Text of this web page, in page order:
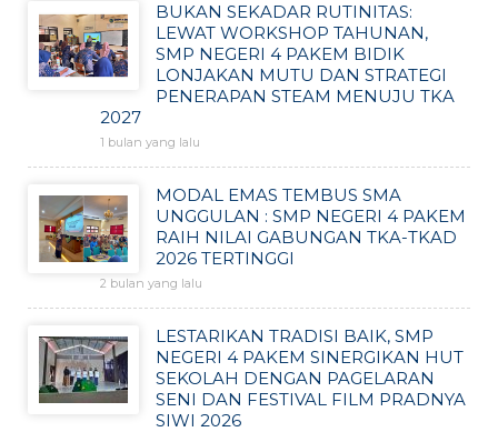
BUKAN SEKADAR RUTINITAS:
LEWAT WORKSHOP TAHUNAN,
SMP NEGERI 4 PAKEM BIDIK
LONJAKAN MUTU DAN STRATEGI
PENERAPAN STEAM MENUJU TKA
2027
1 bulan yang lalu
MODAL EMAS TEMBUS SMA
UNGGULAN : SMP NEGERI 4 PAKEM
RAIH NILAI GABUNGAN TKA-TKAD
2026 TERTINGGI
2 bulan yang lalu
LESTARIKAN TRADISI BAIK, SMP
NEGERI 4 PAKEM SINERGIKAN HUT
SEKOLAH DENGAN PAGELARAN
SENI DAN FESTIVAL FILM PRADNYA
SIWI 2026